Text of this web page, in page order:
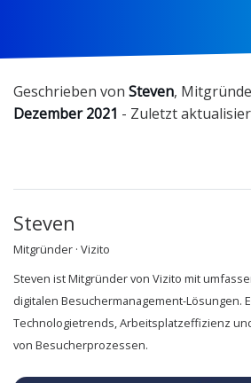
Geschrieben von Steven,
Dezember 2021 - Zuletzt
Steven
Mitgründer · Vizito
Steven ist Mitgründer von Vizito mit
digitalen Besuchermanagement-Lösungen.
Technologietrends, Arbeitsplatzeffizienz
von Besucherprozessen.